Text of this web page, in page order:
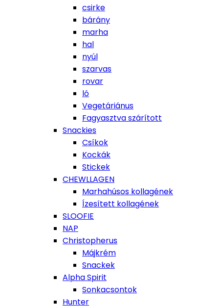
csirke
bárány
marha
hal
nyúl
szarvas
rovar
ló
Vegetáriánus
Fagyasztva szárított
Snackies
Csíkok
Kockák
Stickek
CHEWLLAGEN
Marhahúsos kollagének
Ízesített kollagének
SLOOFIE
NAP
Christopherus
Májkrém
Snackek
Alpha Spirit
Sonkacsontok
Hunter